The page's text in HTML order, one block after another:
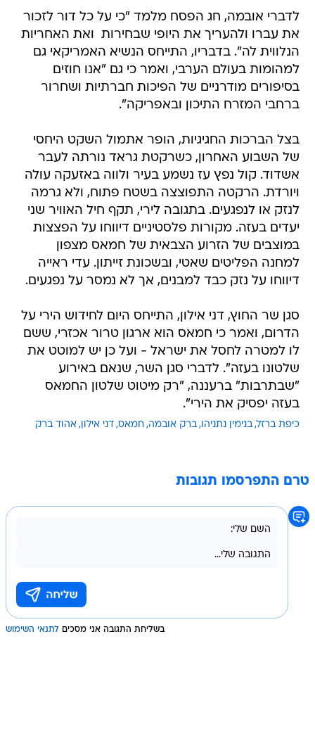
לדברי אובמה, חג הפסח מלמד "כי על כל דור לזכור
את עברו ולהעריך את היופי שבחירות  ואת האחריות
הנלווית לה". בדבריו, התייחס הנשיא האמריקאי גם
למהומות בעולם הערבי, ואמר כי גם "אנו חוזים
בסיפורים מודרניים של הפיכות חברתיות ושחרור
ברחבי המזרח התיכון ובאפריקה".
בצל הברכות החגיגיות, הופר אתמול השקט היחסי
של השבוע האחרון, כשרקטת גראד נורתה לעבר
אשדוד. קול נפץ עז נשמע בעיר ולווה באזעקה עולה
ויורדת. הרקטה התפוצצה בשטח פתוח, ולא גרמה
לנזק או לנפגעים. בתגובה לירי, תקף חיל האוויר שני
יעדים בעזה. מקורות פלסטיניים דיווחו על הפצצות
במוצבים של הזרוע הצבאית של חמאס מצפון
למחנה הפליטים שאטי, ובשכונת זייתון. עדי ראייה
דיווחו על נזק כבד למבנים, אך לא נמסר על נפגעים.
סגן שר החוץ, דני אילון, התייחס היום לחידוש הירי על
הדרום, ואמר כי חמאס הוא ארגון טרור אכזרי, ששם
לו למטרה לחסל את ישראל - ועל כן יש למוטט את
שלטונו בעזה". לדברי סגן השר, שנאם באירוע
"שבתרבות" ברעננה, "רק מיטוט שלטון החמאס
בעזה יפסיק את הירי".
כיפת ברזל בנימין נתניהו ברק אובמה חמאס דני אילון אהוד ברק
טרם התפרסמו תגובות
בשליחת התגובה אני מסכים לתנאי השימוש